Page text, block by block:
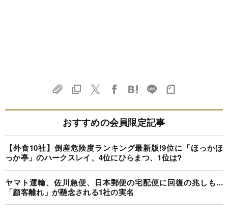
おすすめの会員限定記事
【外食10社】倒産危険度ランキング最新版!9位に「ほっかほ
っか亭」のハークスレイ、4位にひらまつ、1位は?
ヤマト運輸、佐川急便、日本郵便の宅配便に回復の兆しも...
「顧客離れ」が懸念される1社の実名